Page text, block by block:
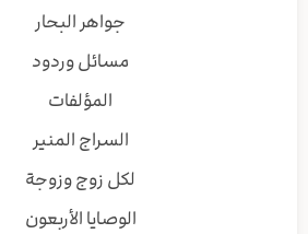
جواهر البحار
مسائل وردود
المؤلفات
السراج المنير
لكل زوج وزوجة
الوصايا الأربعون